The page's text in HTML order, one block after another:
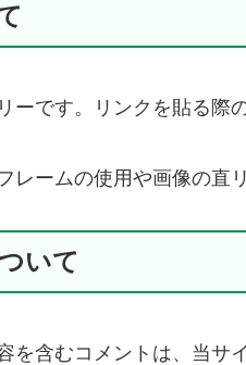
ーです。リンクを貼る際
レームの使用や画像の直
いて
を含むコメントは、当サ